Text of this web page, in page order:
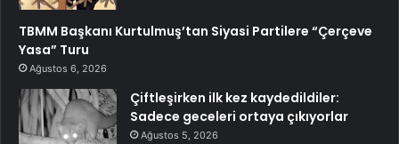
TBMM Başkanı Kurtulmuş’tan Siyasi Partilere “Çerçeve
Yasa” Turu
Ağustos 6, 2026
Çiftleşirken ilk kez kaydedildiler:
Sadece geceleri ortaya çıkıyorlar
Ağustos 5, 2026